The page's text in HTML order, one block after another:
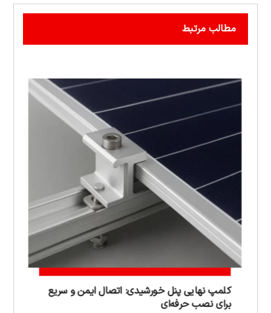
مطالب مرتبط
کلمپ نهایی پنل خورشیدی: اتصال ایمن و سریع
برای نصب حرفه‌ای